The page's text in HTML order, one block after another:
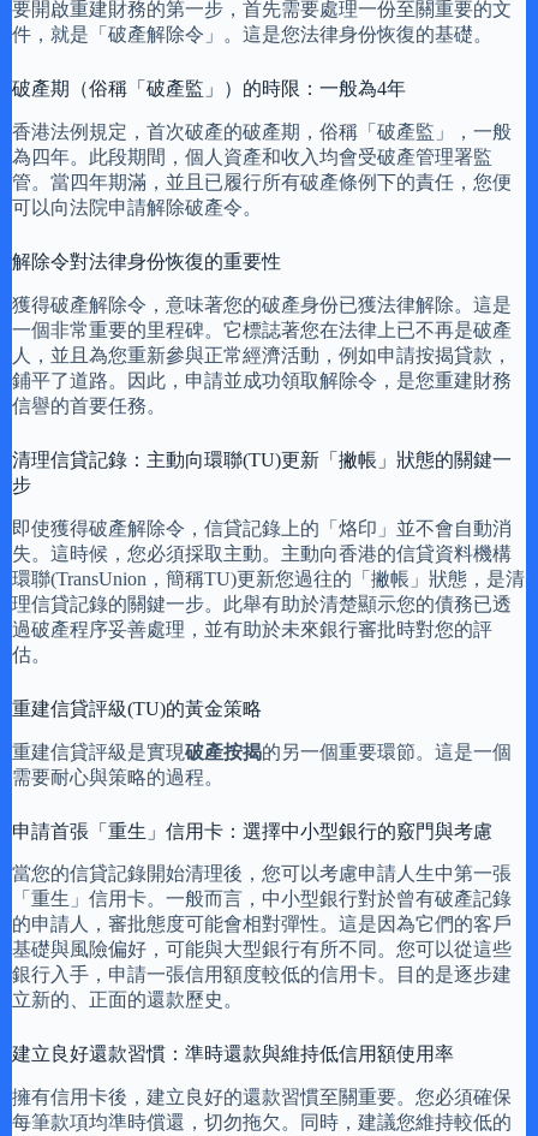
要開啟重建財務的第一步，首先需要處理一份至關重要的文
件，就是「破產解除令」。這是您法律身份恢復的基礎。
破產期（俗稱「破產監」）的時限：一般為4年
香港法例規定，首次破產的破產期，俗稱「破產監」，一般
為四年。此段期間，個人資產和收入均會受破產管理署監
管。當四年期滿，並且已履行所有破產條例下的責任，您便
可以向法院申請解除破產令。
解除令對法律身份恢復的重要性
獲得破產解除令，意味著您的破產身份已獲法律解除。這是
一個非常重要的里程碑。它標誌著您在法律上已不再是破產
人，並且為您重新參與正常經濟活動，例如申請按揭貸款，
鋪平了道路。因此，申請並成功領取解除令，是您重建財務
信譽的首要任務。
清理信貸記錄：主動向環聯(TU)更新「撇帳」狀態的關鍵一
步
即使獲得破產解除令，信貸記錄上的「烙印」並不會自動消
失。這時候，您必須採取主動。主動向香港的信貸資料機構
環聯(TransUnion，簡稱TU)更新您過往的「撇帳」狀態，是清
理信貸記錄的關鍵一步。此舉有助於清楚顯示您的債務已透
過破產程序妥善處理，並有助於未來銀行審批時對您的評
估。
重建信貸評級(TU)的黃金策略
重建信貸評級是實現破產按揭的另一個重要環節。這是一個
需要耐心與策略的過程。
申請首張「重生」信用卡：選擇中小型銀行的竅門與考慮
當您的信貸記錄開始清理後，您可以考慮申請人生中第一張
「重生」信用卡。一般而言，中小型銀行對於曾有破產記錄
的申請人，審批態度可能會相對彈性。這是因為它們的客戶
基礎與風險偏好，可能與大型銀行有所不同。您可以從這些
銀行入手，申請一張信用額度較低的信用卡。目的是逐步建
立新的、正面的還款歷史。
建立良好還款習慣：準時還款與維持低信用額使用率
擁有信用卡後，建立良好的還款習慣至關重要。您必須確保
每筆款項均準時償還，切勿拖欠。同時，建議您維持較低的